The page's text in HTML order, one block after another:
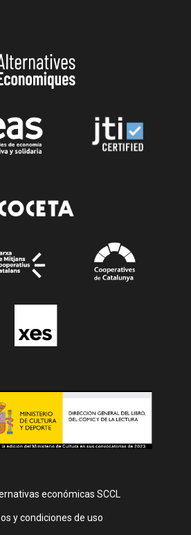
económicas SCCL
y condiciones de uso